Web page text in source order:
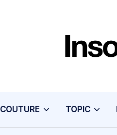
COUTURE TOPIC